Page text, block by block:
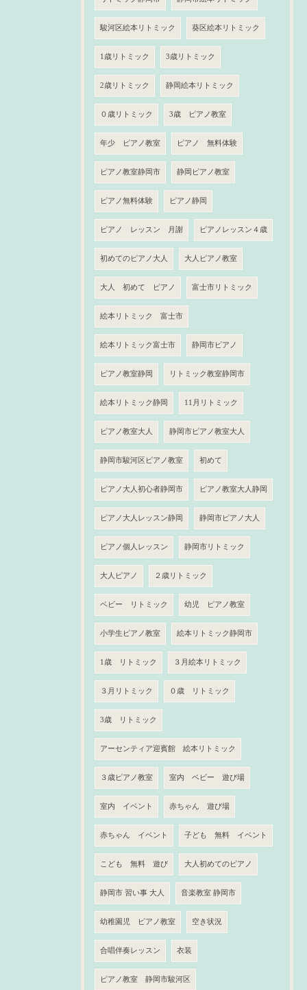
駿河区絵本リトミック 葵区絵本リトミック
1歳リトミック 3歳リトミック
2歳リトミック 静岡絵本リトミック
０歳リトミック 3歳 ピアノ教室
年少 ピアノ教室 ピアノ 無料体験
ピアノ教室静岡市 静岡ピアノ教室
ピアノ無料体験 ピアノ静岡
ピアノ レッスン 月謝 ピアノレッスン４歳
初めてのピアノ大人 大人ピアノ教室
大人 初めて ピアノ 富士市リトミック
絵本リトミック 富士市
絵本リトミック富士市 静岡市ピアノ
ピアノ教室静岡 リトミック教室静岡市
絵本リトミック静岡 11月リトミック
ピアノ教室大人 静岡市ピアノ教室大人
静岡市駿河区ピアノ教室 初めて
ピアノ大人初心者静岡市 ピアノ教室大人静岡
ピアノ大人レッスン静岡 静岡市ピアノ大人
ピアノ個人レッスン 静岡市リトミック
大人ピアノ ２歳リトミック
ベビー リトミック 幼児 ピアノ教室
小学生ピアノ教室 絵本リトミック静岡市
1歳 リトミック ３月絵本リトミック
３月リトミック ０歳 リトミック
3歳 リトミック
アーセンティア迎賓館 絵本リトミック
３歳ピアノ教室 室内 ベビー 遊び場
室内 イベント 赤ちゃん 遊び場
赤ちゃん イベント 子ども 無料 イベント
こども 無料 遊び 大人初めてのピアノ
静岡市 習い事 大人 音楽教室 静岡市
幼稚園児 ピアノ教室 空き状況
合唱伴奏レッスン 衣装
ピアノ教室 静岡市駿河区